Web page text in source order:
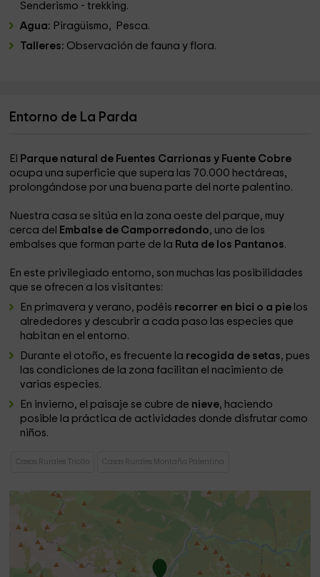
Senderismo - trekking.
Agua: Piragüismo, Pesca.
Talleres: Observación de fauna y flora.
Entorno de La Parda
El
Parque natural de Fuentes Carrionas y Fuente Cobre
ocupa una superficie que supera las 70.000 hectáreas,
prolongándose por una buena parte del norte palentino.
Nuestra casa se sitúa en la zona oeste del parque, muy
cerca del
Embalse de Camporredondo, uno de los
embalses que forman parte de la Ruta de los Pantanos.
En este privilegiado entorno, son muchas las posibilidades
que se ofrecen a los visitantes:
En primavera y verano, podéis recorrer en bici o a pie los
alrededores y descubrir a cada paso las especies que
habitan en el entorno.
Durante el otoño, es frecuente la recogida de setas, pues
las condiciones de la zona facilitan el nacimiento de
varias especies.
En invierno, el paisaje se cubre de nieve, haciendo
posible la práctica de actividades donde disfrutar como
niños.
Casas Rurales Triollo Casas Rurales Montaña Palentina